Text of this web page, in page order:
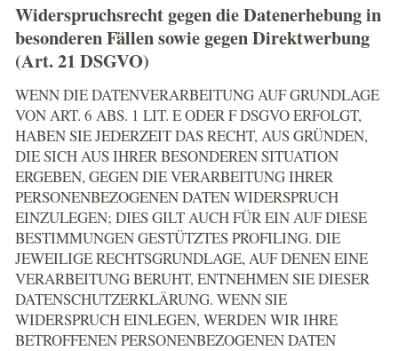
Widerspruchsrecht gegen die Datenerhebung in
besonderen Fällen sowie gegen Direktwerbung
(Art. 21 DSGVO)
WENN DIE DATENVERARBEITUNG AUF GRUNDLAGE
VON ART. 6 ABS. 1 LIT. E ODER F DSGVO ERFOLGT,
HABEN SIE JEDERZEIT DAS RECHT, AUS GRÜNDEN,
DIE SICH AUS IHRER BESONDEREN SITUATION
ERGEBEN, GEGEN DIE VERARBEITUNG IHRER
PERSONENBEZOGENEN DATEN WIDERSPRUCH
EINZULEGEN; DIES GILT AUCH FÜR EIN AUF DIESE
BESTIMMUNGEN GESTÜTZTES PROFILING. DIE
JEWEILIGE RECHTSGRUNDLAGE, AUF DENEN EINE
VERARBEITUNG BERUHT, ENTNEHMEN SIE DIESER
DATENSCHUTZERKLÄRUNG. WENN SIE
WIDERSPRUCH EINLEGEN, WERDEN WIR IHRE
BETROFFENEN PERSONENBEZOGENEN DATEN